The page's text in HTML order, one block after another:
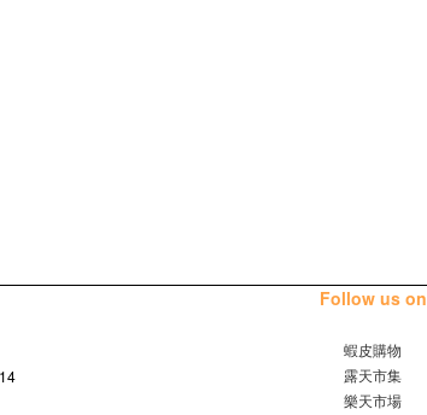
Follow us on
蝦皮購物
露天市集
樂天市場